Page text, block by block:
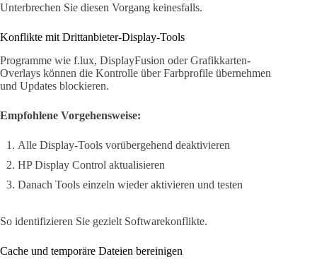
Unterbrechen Sie diesen Vorgang keinesfalls.
Konflikte mit Drittanbieter-Display-Tools
Programme wie f.lux, DisplayFusion oder Grafikkarten-
Overlays können die Kontrolle über Farbprofile übernehmen
und Updates blockieren.
Empfohlene Vorgehensweise:
Alle Display-Tools vorübergehend deaktivieren
HP Display Control aktualisieren
Danach Tools einzeln wieder aktivieren und testen
So identifizieren Sie gezielt Softwarekonflikte.
Cache und temporäre Dateien bereinigen